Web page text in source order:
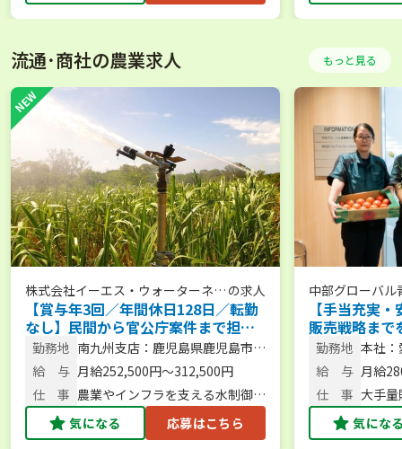
流通･商社の農業求人 もっと見る
株式会社イーエス・ウォーターネッ
ト
の求人
【賞与年3回／年間休日128日／転勤
なし】民間から官公庁案件まで担
当！農業用散水機トップメーカーの
提案営業職＜鹿児島勤務＞
勤務地 南九州支店：鹿児島県鹿児島市下
荒田4丁目54番15号
給 与 月給252,500円～312,500円
仕 事 農業やインフラを支える水制御機
器・散水システムの提案営業
気になる 応募はこちら
中部グローバル
【手当充実
販売戦略まで
菜のルート営
勤務地 本社
場八
給 与 月給
仕 事 大手
売戦
気にな